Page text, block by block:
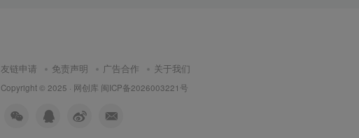
友链申请 免责声明 广告合作 关于我们
Copyright © 2025 · 网创库 闽ICP备2026003221号